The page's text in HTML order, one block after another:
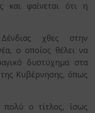
και φαίνεται ότι η
χθες στην
ο οποίος θέλει να
δυστύχημα στα
Κυβέρνησης, όπως
πολύ ο τίτλος, ίσως